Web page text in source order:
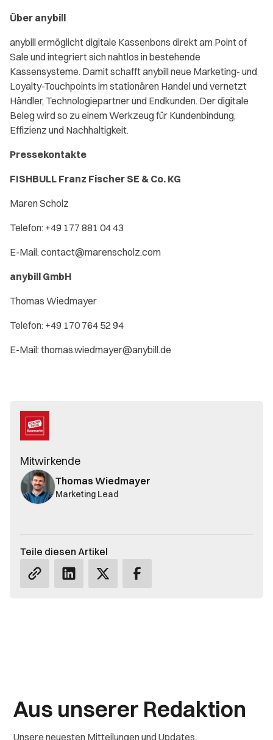
Mitwirkende
Thomas Wiedmayer
Marketing Lead
Teile diesen Artikel
Über anybill
anybill ermöglicht digitale Kassenbons direkt am Point of
Sale und integriert sich nahtlos in bestehende
Kassensysteme. Damit schafft anybill neue Marketing- und
Loyalty-Touchpoints im stationären Handel und vernetzt
Händler, Technologiepartner und Endkunden. Der digitale
Beleg wird so zu einem Werkzeug für Kundenbindung,
Effizienz und Nachhaltigkeit.
Pressekontakte
FISHBULL Franz Fischer SE & Co. KG
Maren Scholz
Telefon: +49 177 881 04 43
E-Mail: contact@marenscholz.com
anybill GmbH
Thomas Wiedmayer
Telefon: +49 170 764 52 94
E-Mail: thomas.wiedmayer@anybill.de
Aus unserer Redaktion
Unsere neuesten Mitteilungen und Updates.